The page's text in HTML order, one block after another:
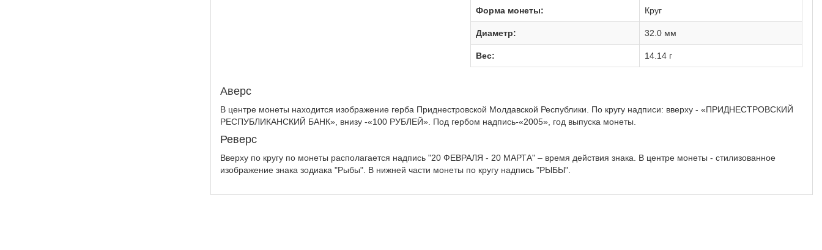
Форма монеты: Круг
Диаметр: 32.0 мм
Вес: 14.14 г
Аверс
В центре монеты находится изображение герба Приднестровской Молдавской Республики. По кругу надписи: вверху - «ПРИДНЕСТРОВСКИЙ
РЕСПУБЛИКАНСКИЙ БАНК», внизу -«100 РУБЛЕЙ». Под гербом надпись-«2005», год выпуска монеты.
Реверс
Вверху по кругу по монеты располагается надпись "20 ФЕВРАЛЯ - 20 МАРТА" – время действия знака. В центре монеты - стилизованное
изображение знака зодиака "Рыбы". В нижней части монеты по кругу надпись "РЫБЫ".